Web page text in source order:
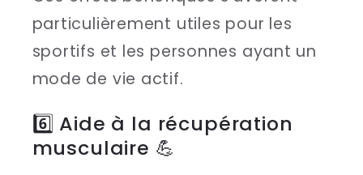
particulièrement utiles pour les
sportifs et les personnes ayant un
mode de vie actif.
6️⃣ Aide à la récupération
musculaire 💪